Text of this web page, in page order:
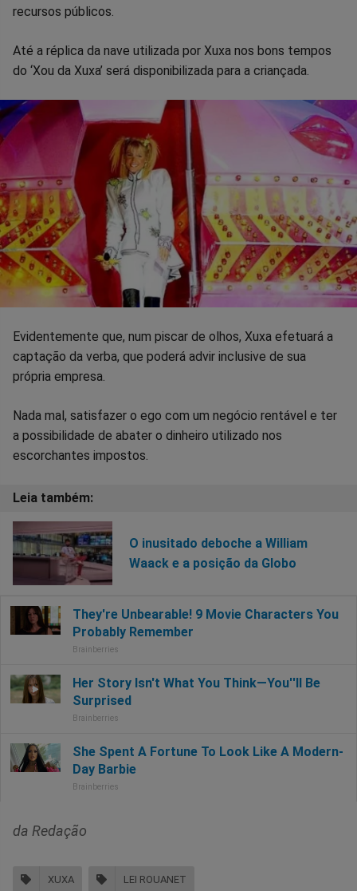
recursos públicos.
Até a réplica da nave utilizada por Xuxa nos bons tempos
do ‘Xou da Xuxa’ será disponibilizada para a criançada.
Evidentemente que, num piscar de olhos, Xuxa efetuará a
captação da verba, que poderá advir inclusive de sua
própria empresa.
Nada mal, satisfazer o ego com um negócio rentável e ter
a possibilidade de abater o dinheiro utilizado nos
escorchantes impostos.
O inusitado deboche a William
Waack e a posição da Globo
da Redação
XUXA LEI ROUANET